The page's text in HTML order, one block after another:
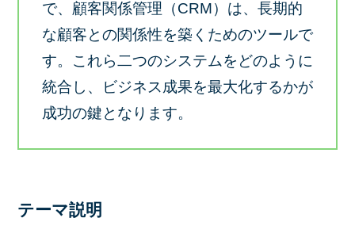
で、顧客関係管理（CRM）は、長期的
な顧客との関係性を築くためのツールで
す。これら二つのシステムをどのように
統合し、ビジネス成果を最大化するかが
成功の鍵となります。
テーマ説明